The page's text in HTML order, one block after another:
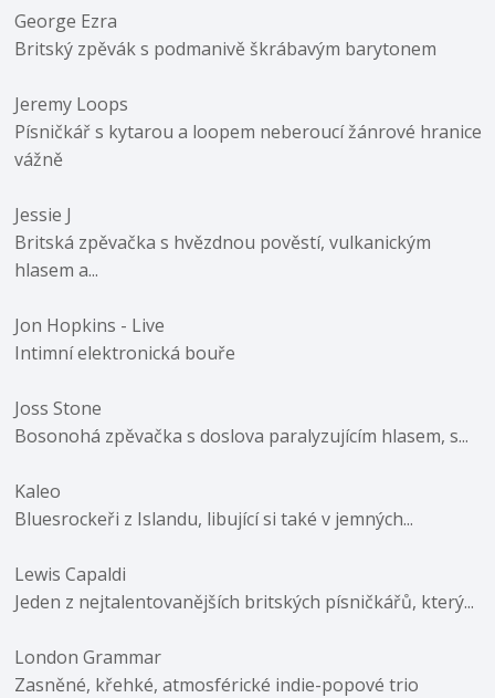
George Ezra
Britský zpěvák s podmanivě škrábavým barytonem
Jeremy Loops
Písničkář s kytarou a loopem neberoucí žánrové hranice
vážně
Jessie J
Britská zpěvačka s hvězdnou pověstí, vulkanickým
hlasem a...
Jon Hopkins - Live
Intimní elektronická bouře
Joss Stone
Bosonohá zpěvačka s doslova paralyzujícím hlasem, s...
Kaleo
Bluesrockeři z Islandu, libující si také v jemných...
Lewis Capaldi
Jeden z nejtalentovanějších britských písničkářů, který...
London Grammar
Zasněné, křehké, atmosférické indie-popové trio